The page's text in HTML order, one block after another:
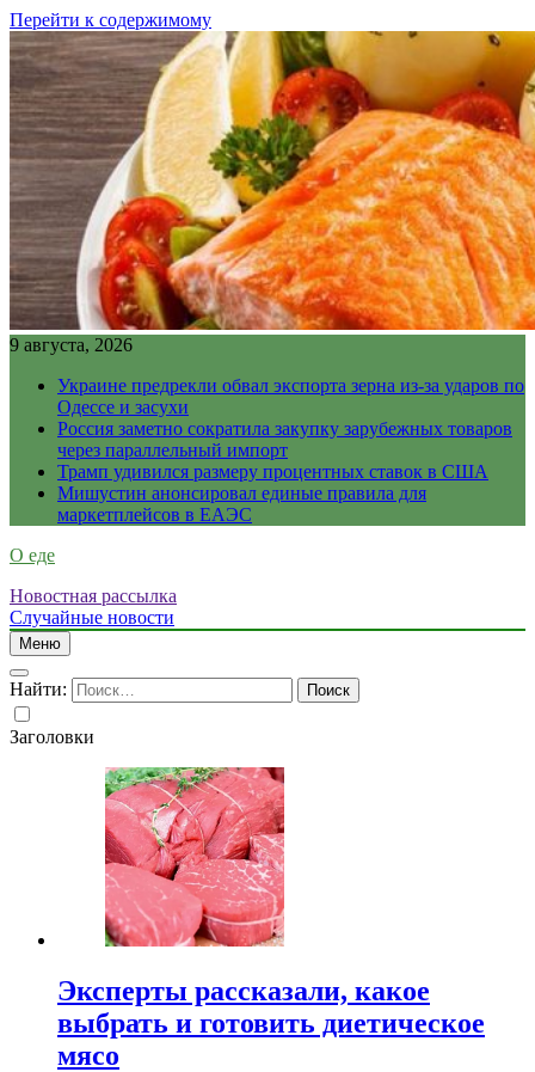
Перейти к содержимому
9 августа, 2026
Украине предрекли обвал экспорта зерна из-за ударов по
Одессе и засухи
Россия заметно сократила закупку зарубежных товаров
через параллельный импорт
Трамп удивился размеру процентных ставок в США
Мишустин анонсировал единые правила для
маркетплейсов в ЕАЭС
О еде
Новостная рассылка
Случайные новости
Меню
Найти:
Заголовки
Эксперты рассказали, какое
выбрать и готовить диетическое
мясо